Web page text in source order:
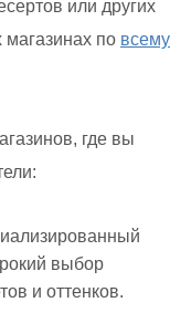
или других
по всему
где вы
выбор
и оттенков.